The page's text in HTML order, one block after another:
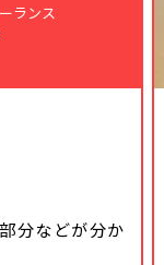
ランス
部分などが分か